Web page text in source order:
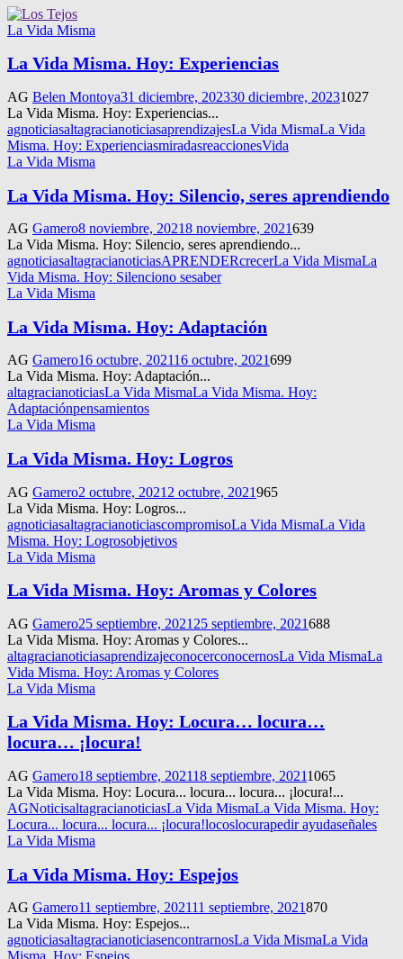
La Vida Misma
La Vida Misma. Hoy: Experiencias
AG Belen Montoya31 diciembre, 202330 diciembre, 20231027
La Vida Misma. Hoy: Experiencias...
agnoticiasaltagracianoticiasaprendizajesLa Vida MismaLa Vida
Misma. Hoy: ExperienciasmiradasreaccionesVida
La Vida Misma
La Vida Misma. Hoy: Silencio, seres aprendiendo
AG Gamero8 noviembre, 20218 noviembre, 2021639
La Vida Misma. Hoy: Silencio, seres aprendiendo...
agnoticiasaltagracianoticiasAPRENDERcrecerLa Vida MismaLa
Vida Misma. Hoy: Silenciono sesaber
La Vida Misma
La Vida Misma. Hoy: Adaptación
AG Gamero16 octubre, 202116 octubre, 2021699
La Vida Misma. Hoy: Adaptación...
altagracianoticiasLa Vida MismaLa Vida Misma. Hoy:
Adaptaciónpensamientos
La Vida Misma
La Vida Misma. Hoy: Logros
AG Gamero2 octubre, 2021 2 octubre, 2021965
La Vida Misma. Hoy: Logros...
agnoticiasaltagracianoticiascompromisoLa Vida MismaLa Vida
Misma. Hoy: Logrosobjetivos
La Vida Misma
La Vida Misma. Hoy: Aromas y Colores
AG Gamero25 septiembre, 2021 25 septiembre, 2021688
La Vida Misma. Hoy: Aromas y Colores...
altagracianoticiasaprendizajeconocerconocernosLa Vida MismaLa
Vida Misma. Hoy: Aromas y Colores
La Vida Misma
La Vida Misma. Hoy: Locura… locura…
locura… ¡locura!
AG Gamero18 septiembre, 202118 septiembre, 20211065
La Vida Misma. Hoy: Locura... locura... locura... ¡locura!...
AGNoticisaltagracianoticiasLa Vida MismaLa Vida Misma. Hoy:
Locura... locura... locura... ¡locura!locoslocurapedir ayudaseñales
La Vida Misma
La Vida Misma. Hoy: Espejos
AG Gamero11 septiembre, 202111 septiembre, 2021870
La Vida Misma. Hoy: Espejos...
agnoticiasaltagracianoticiasencontrarnosLa Vida MismaLa Vida
Misma. Hoy: Espejos